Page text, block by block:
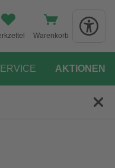
Warenkorb
AKTIONEN